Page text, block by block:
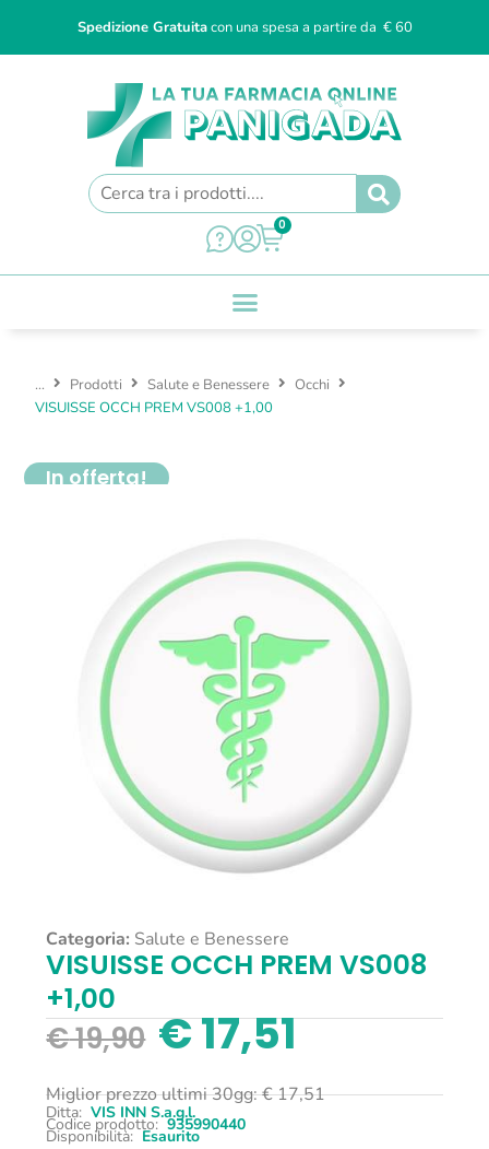
Spedizione Gratuitacon una spesa a partire da € 60
0
... Prodotti Salute e Benessere
Occhi
VISUISSE OCCH PREM VS008 +1,00
In offerta!
Categoria: Salute e Benessere
VISUISSE OCCH PREM VS008
+1,00
€19,90 €17,51
Miglior prezzo ultimi 30gg:€17,51
Ditta: VIS INN S.a.g.l.
Codice prodotto: 935990440
Disponibilità: Esaurito